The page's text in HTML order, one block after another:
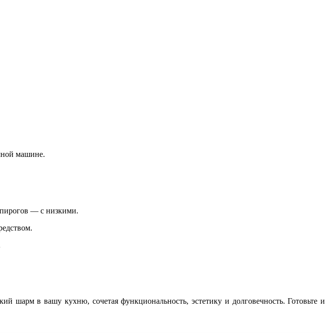
машине.
— с низкими.
шарм в вашу кухню, сочетая функциональность, эстетику и долговечность. Готовьте и